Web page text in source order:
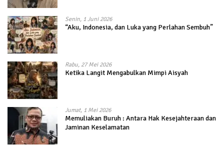
Senin, 1 Juni 2026
“Aku, Indonesia, dan Luka yang Perlahan Sembuh”
Rabu, 27 Mei 2026
Ketika Langit Mengabulkan Mimpi Aisyah
Jumat, 1 Mei 2026
Memuliakan Buruh : Antara Hak Kesejahteraan dan
Jaminan Keselamatan